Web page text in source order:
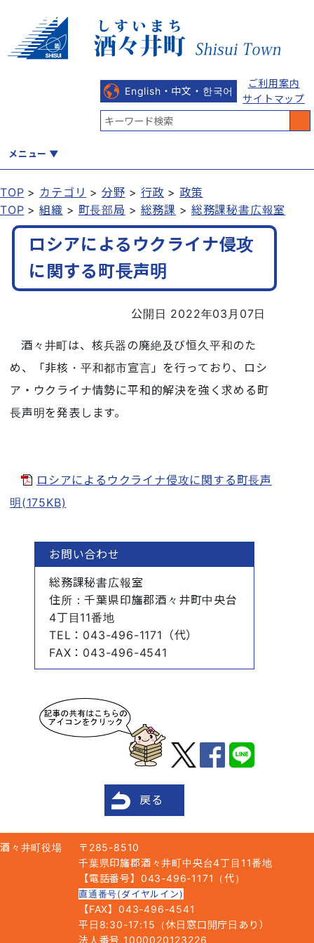
English・中文・한국어
ご利用案内
サイトマップ
メニュー
くらし 健康・福祉 教育・文化 観光・魅力 産業・しごと
行政 まちづくり
TOP カテゴリ 分野 行政
政策
TOP
組織 町長部局 総務課 総務課秘書広報室
ロシアによるウクライナ侵攻
に関する町長声明
公開日 2022年03月07日
酒々井町は、核兵器の廃絶及び恒久平和のた
め、「非核・平和都市宣言」を行っており、ロシ
ア・ウクライナ情勢に平和的解決を強く求める町
長声明を発表します。
ロシアによるウクライナ侵攻に関する町長声
明(175KB)
お問い合わせ
総務課秘書広報室
住所 ：千葉県印旛郡酒々井町中央台
4丁目11番地
TEL ：043-496-1171（代）
FAX ：043-496-4541
戻る
酒々井町役場
〒285-8510
千葉県印旛郡酒々井町中央台4丁目11番地
【電話番号】043-496-1171（代）
直通番号(ダイヤルイン)
【FAX】043-496-4541
平日8:30-17:15（休日窓口開庁日あり）
法人番号 1000020123226